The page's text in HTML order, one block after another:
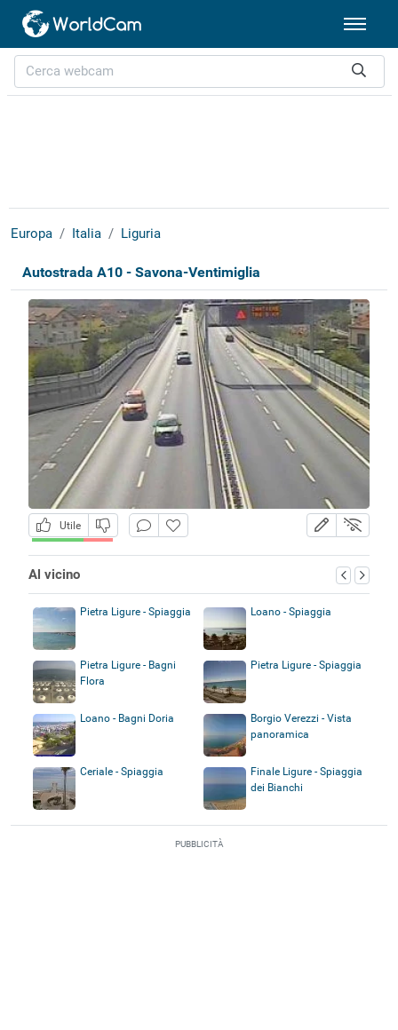
Europa Italia Liguria
Autostrada A10 - Savona-Ventimiglia
Utile
Al vicino
Pietra Ligure - Spiaggia Loano - Spiaggia
Pietra Ligure - Bagni
Flora
Pietra Ligure - Spiaggia
Loano - Bagni Doria
Borgio Verezzi - Vista
panoramica
Ceriale - Spiaggia
Finale Ligure - Spiaggia
dei Bianchi
PUBBLICITÀ